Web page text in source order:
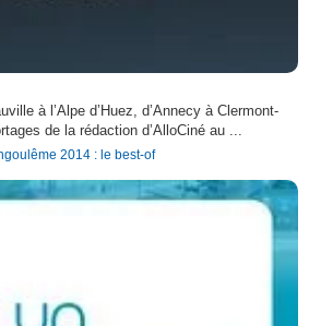
à l’Alpe d’Huez, d’Annecy à Clermont-
de la rédaction d’AlloCiné au ...
2014 : le best-of